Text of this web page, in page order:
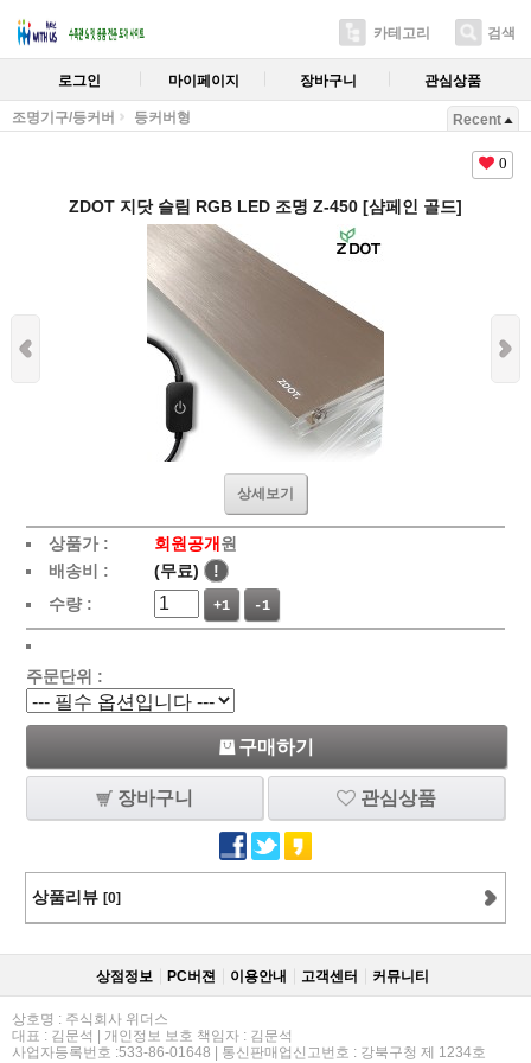
카테고리 검색
로그인 마이페이지 장바구니 관심상품
조명기구/등커버 등커버형 Recent
0
ZDOT 지닷 슬림 RGB LED 조명 Z-450 [샴페인 골드]
상세보기
상품가 : 회원공개 원
배송비 :
(무료)
!
수량 :
+1 -1
주문단위 :
구매하기
장바구니 관심상품
상품리뷰 [0]
상점정보 PC버젼 이용안내 고객센터 커뮤니티
상호명 : 주식회사 위더스
대표 : 김문석 | 개인정보 보호 책임자 : 김문석
사업자등록번호 :533-86-01648 | 통신판매업신고번호 : 강북구청 제 1234호